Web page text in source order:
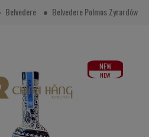
Belvedere Belvedere Polmos Zyrardów
NEW
NEW